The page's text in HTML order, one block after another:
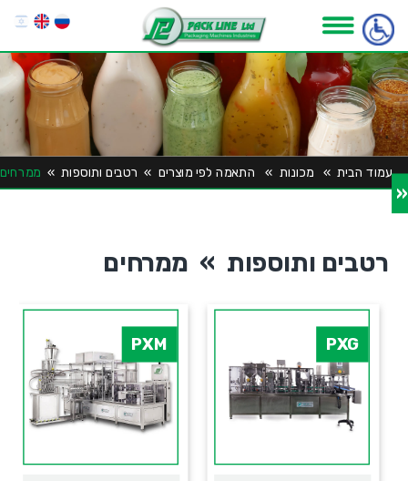
«
עמוד הבית» מכונות » התאמה לפי מוצרים » רטבים ותוספות» ממרחים
רטבים ותוספות » ממרחים
PXM PXG